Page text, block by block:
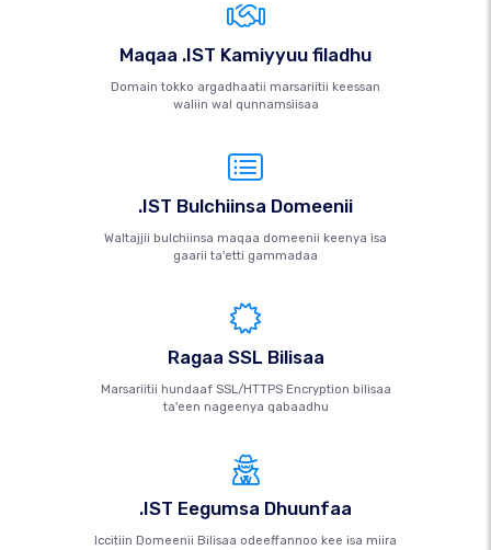
Maqaa .IST Kamiyyuu filadhu
Domain tokko argadhaatii marsariitii keessan
waliin wal qunnamsiisaa
.IST Bulchiinsa Domeenii
Waltajjii bulchiinsa maqaa domeenii keenya isa
gaarii ta'etti gammadaa
Ragaa SSL Bilisaa
Marsariitii hundaaf SSL/HTTPS Encryption bilisaa
ta'een nageenya qabaadhu
.IST Eegumsa Dhuunfaa
Iccitiin Domeenii Bilisaa odeeffannoo kee isa miira